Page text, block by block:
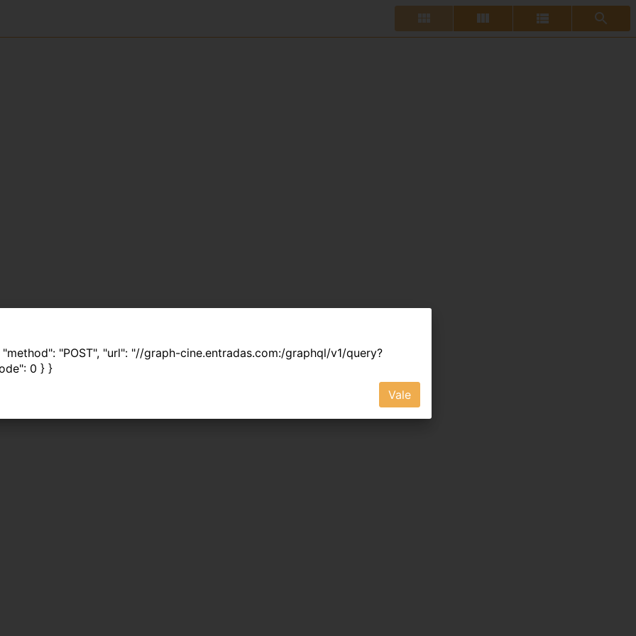
"method": "POST", "url": "//graph-cine.entradas.com:/graphql/v1/query?
0 } }
Vale